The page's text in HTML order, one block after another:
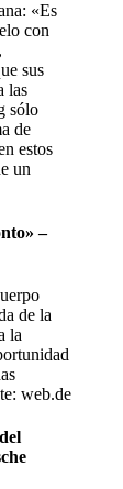
«Es
con
sus
las
sólo
de
estos
un
–
de la
la
web.de